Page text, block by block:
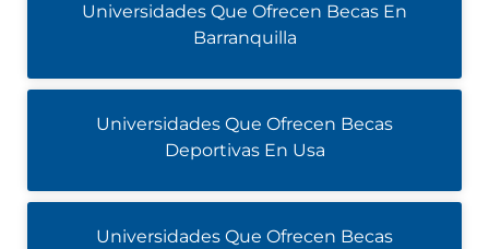
Universidades Que Ofrecen Becas En
Barranquilla
Universidades Que Ofrecen Becas
Deportivas En Usa
Universidades Que Ofrecen Becas